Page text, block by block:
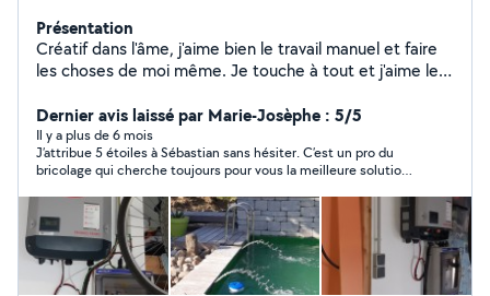
Présentation
Créatif dans l'âme, j'aime bien le travail manuel et faire
les choses de moi même. Je touche à tout et j'aime le
et trouver les meilleurs solutions qualité / prix. A vous
d'essayer.
Dernier avis laissé par Marie-Josèphe : 5/5
Il y a plus de 6 mois
J’attribue 5 étoiles à Sébastian sans hésiter. C’est un pro du
bricolage qui cherche toujours pour vous la meilleure solution
sympathique. Son travail est précis et réalisé très proprement !
Une adresse précieuse à conserver ! Merci encore.